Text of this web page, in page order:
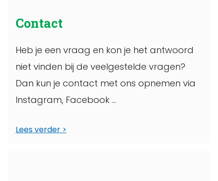
Contact
Heb je een vraag en kon je het antwoord
niet vinden bij de veelgestelde vragen?
Dan kun je contact met ons opnemen via
Instagram, Facebook ...
Lees verder